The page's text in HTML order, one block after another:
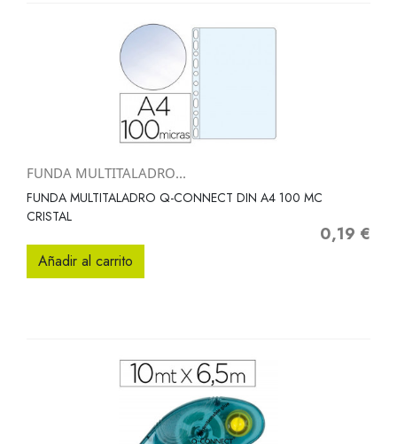
FUNDA MULTITALADRO...
FUNDA MULTITALADRO Q-CONNECT DIN A4 100 MC
CRISTAL
Precio
0,19 €
Añadir al carrito